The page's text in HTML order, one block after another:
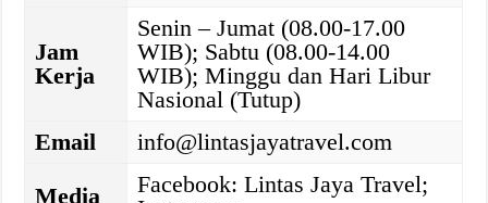
Jam
Kerja
Senin – Jumat (08.00-17.00
WIB); Sabtu (08.00-14.00
WIB); Minggu dan Hari Libur
Nasional (Tutup)
Email
info@lintasjayatravel.com
Media
Facebook: Lintas Jaya Travel;